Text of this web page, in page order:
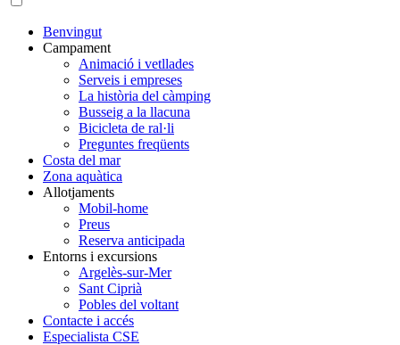
Benvingut
Campament
Animació i vetllades
Serveis i empreses
La història del càmping
Busseig a la llacuna
Bicicleta de ral·li
Preguntes freqüents
Costa del mar
Zona aquàtica
Allotjaments
Mobil-home
Preus
Reserva anticipada
Entorns i excursions
Argelès-sur-Mer
Sant Ciprià
Pobles del voltant
Contacte i accés
Especialista CSE